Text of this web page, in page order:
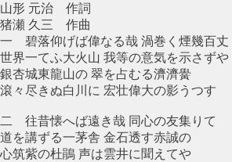
山形 元治 作詞
猪瀬 久三 作曲
一 碧落仰げば偉なる哉 渦巻く煙幾百丈
世界一てふ大火山 我等の意気を示さずや
銀杏城東龍山の 翠を占むる濟濟黌
滾々尽きぬ白川に 宏壮偉大の影うつす
二 往昔懐へば遠き哉 同心の友集りて
道を講ずる一茅舎 金石透す赤誠の
心筑紫の杜鵑 声は雲井に聞えてや